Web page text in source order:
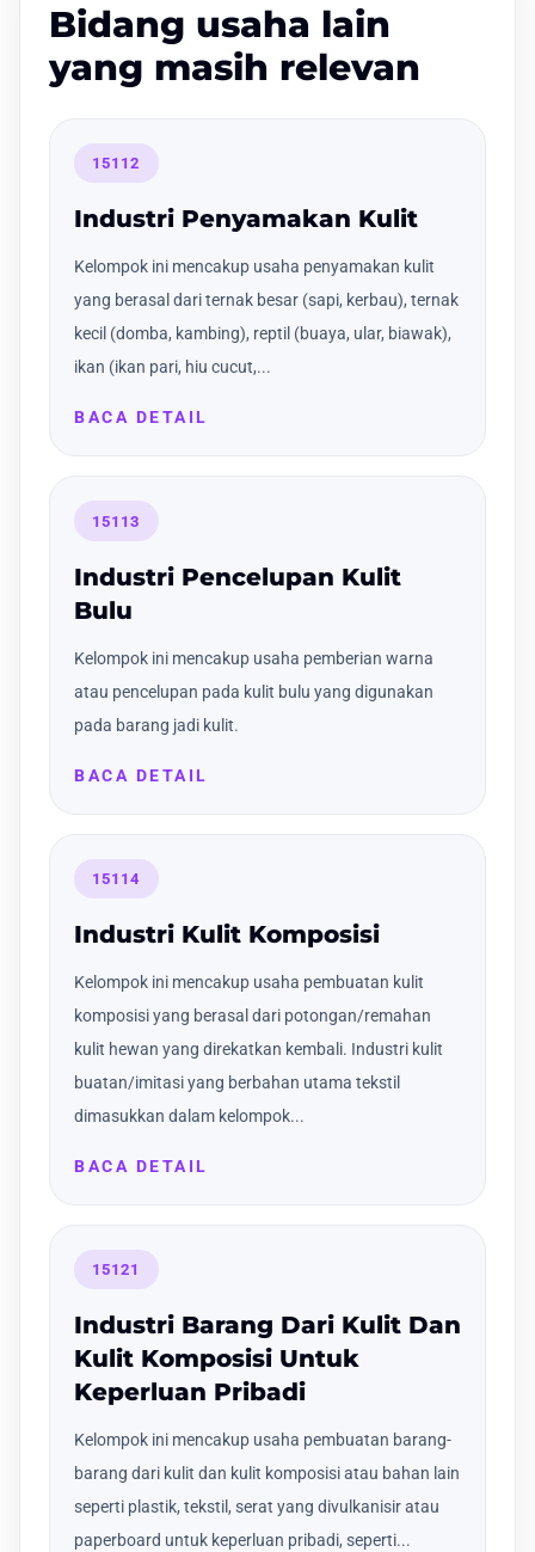
Bidang usaha lain
yang masih relevan
15112
Industri Penyamakan Kulit
Kelompok ini mencakup usaha penyamakan kulit
yang berasal dari ternak besar (sapi, kerbau), ternak
kecil (domba, kambing), reptil (buaya, ular, biawak),
ikan (ikan pari, hiu cucut,...
BACA DETAIL
15113
Industri Pencelupan Kulit
Bulu
Kelompok ini mencakup usaha pemberian warna
atau pencelupan pada kulit bulu yang digunakan
pada barang jadi kulit.
BACA DETAIL
15114
Industri Kulit Komposisi
Kelompok ini mencakup usaha pembuatan kulit
komposisi yang berasal dari potongan/remahan
kulit hewan yang direkatkan kembali. Industri kulit
buatan/imitasi yang berbahan utama tekstil
dimasukkan dalam kelompok...
BACA DETAIL
15121
Industri Barang Dari Kulit Dan
Kulit Komposisi Untuk
Keperluan Pribadi
Kelompok ini mencakup usaha pembuatan barang-
barang dari kulit dan kulit komposisi atau bahan lain
seperti plastik, tekstil, serat yang divulkanisir atau
paperboard untuk keperluan pribadi, seperti...